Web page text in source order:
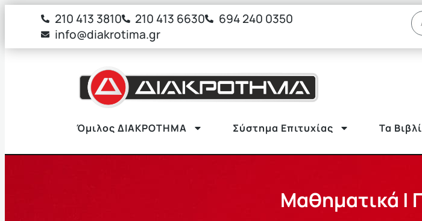
στο
περιεχόμενο210 413 3810 210 413 6630
694 240 0350
info@diakrotima.gr
Όμιλος ΔΙΑΚΡΟΤΗΜΑ Σύστημα Επιτυχίας Τα
Μαθηματικά |